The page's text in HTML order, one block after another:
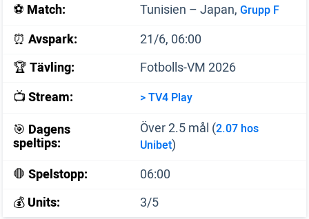
⚽️ Match: Tunisien – Japan, Grupp F
⏰ Avspark:
21/6, 06:00
🏆Tävling:
Fotbolls-VM 2026
📺Stream: > TV4 Play
🎯 Dagens
speltips:
Över 2.5 mål (2.07 hos
Unibet)
🛑 Spelstopp:
06:00
💰Units: 3/5